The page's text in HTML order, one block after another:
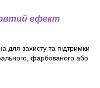
ефект
для захисту та підтримки
фарбованого або